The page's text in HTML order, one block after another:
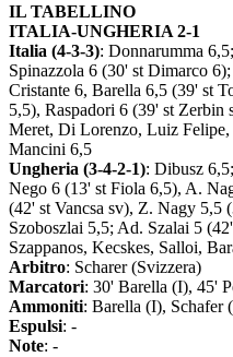
IL TABELLINO
ITALIA-UNGHERIA 2-1
Italia (4-3-3): Donnarumma
Spinazzola 6 (30' st Dimarco
Cristante 6, Barella 6,5 (39' st
5,5), Raspadori 6 (39' st Zerbin
Meret, Di Lorenzo, Luiz Felipe,
Mancini 6,5
Ungheria (3-4-2-1): Dibusz
Nego 6 (13' st Fiola 6,5), A.
(42' st Vancsa sv), Z. Nagy 5,5
Szoboszlai 5,5; Ad. Szalai 5
Szappanos, Kecskes, Salloi,
Arbitro: Scharer (Svizzera)
Marcatori: 30' Barella (I), 45'
Ammoniti: Barella (I), Schafer
Espulsi: -
Note: -